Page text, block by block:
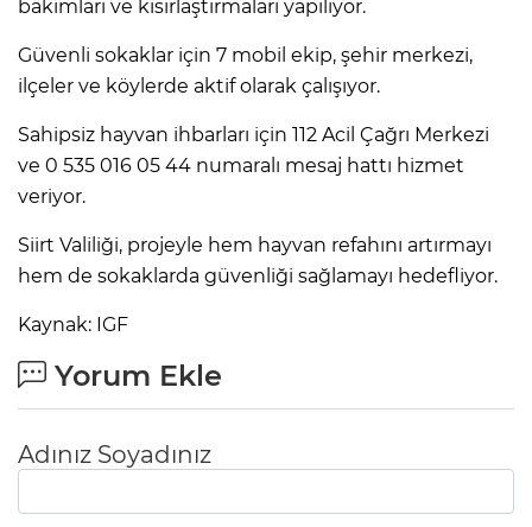
bakımları ve kısırlaştırmaları yapılıyor.
Güvenli sokaklar için 7 mobil ekip, şehir merkezi,
ilçeler ve köylerde aktif olarak çalışıyor.
Sahipsiz hayvan ihbarları için 112 Acil Çağrı Merkezi
ve 0 535 016 05 44 numaralı mesaj hattı hizmet
veriyor.
Siirt Valiliği, projeyle hem hayvan refahını artırmayı
hem de sokaklarda güvenliği sağlamayı hedefliyor.
Kaynak: IGF
Yorum Ekle
Adınız Soyadınız